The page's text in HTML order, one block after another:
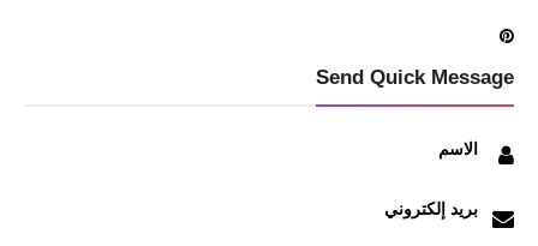
Send Quick Message
الاسم
بريد إلكتروني